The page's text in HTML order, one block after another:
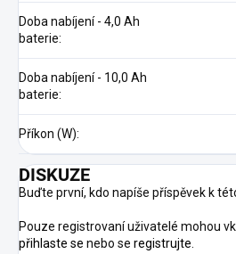
Doba nabíjení - 4,0 Ah
baterie:
Doba nabíjení - 10,0 Ah
baterie:
Příkon (W):
DISKUZE
Buďte první, kdo napíše příspěvek k
Pouze registrovaní uživatelé mohou
přihlaste se nebo se registrujte.